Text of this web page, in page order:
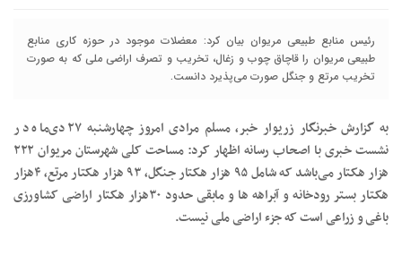
رئیس منابع طبیعی مریوان بیان کرد: معضلات موجود در حوزه کاری منابع
طبیعی مریوان را قاچاق چوب و زغال، تخریب و تصرف اراضی ملی که به صورت
تخریب مرتع و جنگل صورت می‌پذیرد دانست.
به گزارش خبرنگار زریوار خبر، مسلم مرادی امروز چهارشنبه ۲۷ دی‌ماه در
نشست خبری با اصحاب رسانه اظهار کرد: مساحت کلی شهرستان مریوان ۲۲۲
هزار هکتار می‌باشد که شامل ۹۵ هزار هکتار جنگل، ۹۳ هزار هکتار مرتع، ۴هزار
هکتار بستر رودخانه و آبراهه ها و مابقی حدود ۳۰هزار هکتار اراضی کشاورزی
باغی و زراعی است که جزء اراضی ملی نیست.